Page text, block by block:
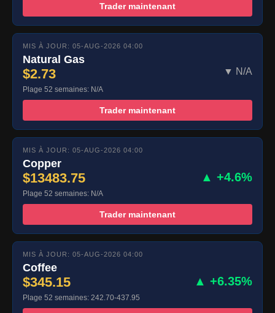
Trader maintenant
MIS À JOUR: 05-AUG-2026 04:00
Natural Gas
$2.73 ▼ N/A
Plage 52 semaines: N/A
Trader maintenant
MIS À JOUR: 05-AUG-2026 04:00
Copper
$13483.75 ▲ +4.6%
Plage 52 semaines: N/A
Trader maintenant
MIS À JOUR: 05-AUG-2026 04:00
Coffee
$345.15 ▲ +6.35%
Plage 52 semaines: 242.70-437.95